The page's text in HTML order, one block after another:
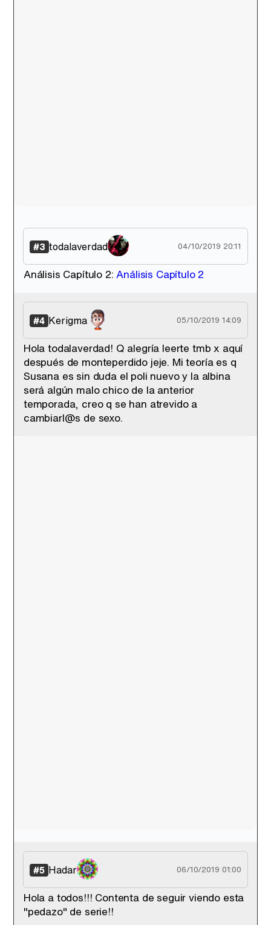
#3 todalaverdad 04/10/2019 20:11
Análisis Capítulo 2:Análisis Capítulo 2
#4 Kerigma 05/10/2019 14:09
Hola todalaverdad! Q alegría leerte tmb x aquí
después de monteperdido jeje. Mi teoría es q
Susana es sin duda el poli nuevo y la albina
será algún malo chico de la anterior
temporada, creo q se han atrevido a
cambiarl@s de sexo.
#5 Hadar 06/10/2019 01:00
Hola a todos!!! Contenta de seguir viendo esta
"pedazo" de serie!!